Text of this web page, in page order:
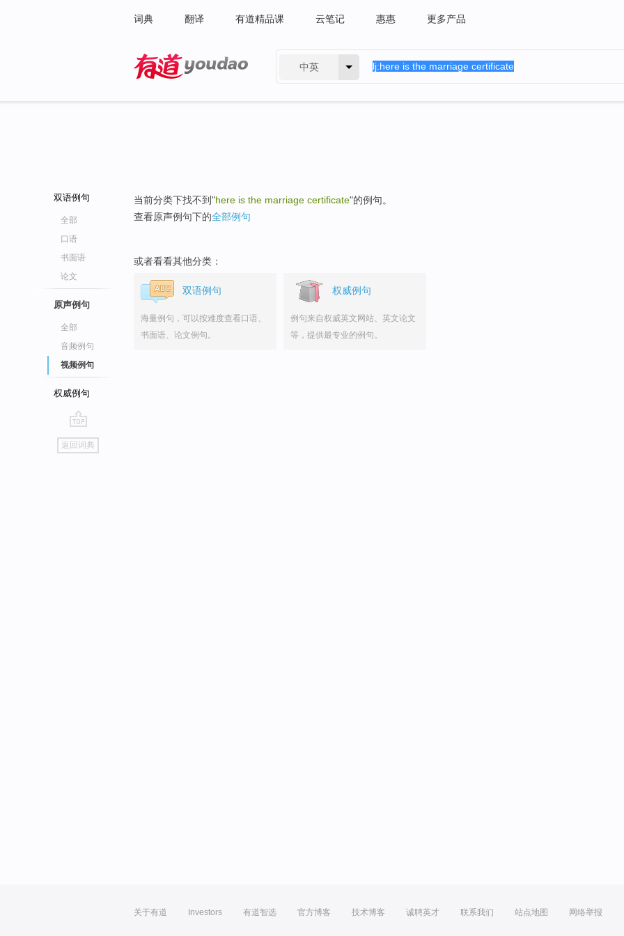
词典 翻译 有道精品课 云笔记 惠惠 更多产品
中英
双语例句
全部
口语
书面语
论文
原声例句
全部
音频例句
视频例句
权威例句
go
top
返回词典
当前分类下找不到"here is the marriage certificate"的例句。
查看原声例句下的全部例句
或者看看其他分类：
双语例句
海量例句，可以按难度查看口语、
书面语、论文例句。
权威例句
例句来自权威英文网站、英文论文
等，提供最专业的例句。
关于有道 Investors 有道智选 官方博客 技术博客 诚聘英才 联系我们 站点地图 网络举报